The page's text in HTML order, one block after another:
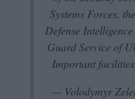
Systems Forces,
Defense
Guard Service of
Important
— Volodymyr